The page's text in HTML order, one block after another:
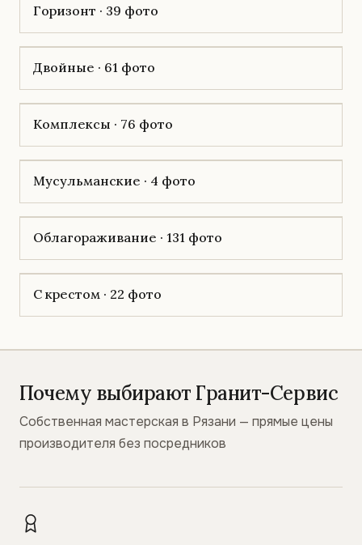
Горизонт · 39 фото
Двойные · 61 фото
Комплексы · 76 фото
Мусульманские · 4 фото
Облагораживание · 131 фото
С крестом · 22 фото
Почему выбирают Гранит-Сервис
Собственная мастерская в Рязани — прямые цены
производителя без посредников